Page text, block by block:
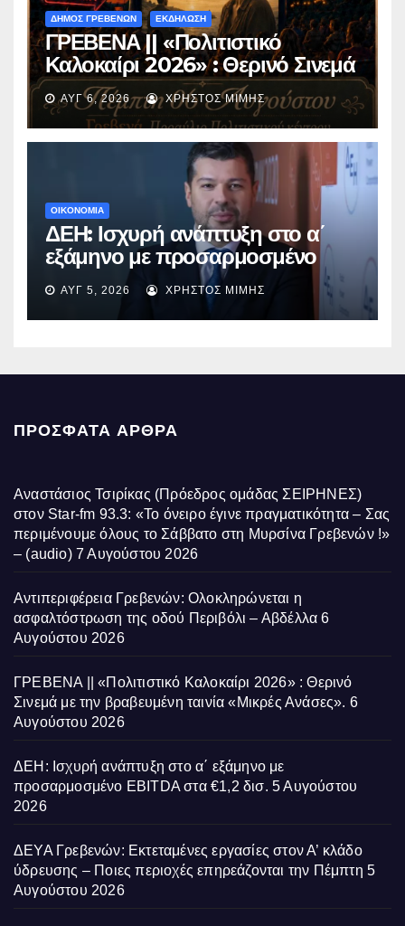
ΔΗΜΟΣ ΓΡΕΒΕΝΩΝ ΕΚΔΗΛΩΣΗ
ΓΡΕΒΕΝΑ || «Πολιτιστικό
Καλοκαίρι 2026» : Θερινό Σινεμά
με την βραβευμένη ταινία
«Μικρές Ανάσες».
ΑΥΓ 6, 2026 ΧΡΉΣΤΟΣ ΜΊΜΗΣ
ΟΙΚΟΝΟΜΙΑ
ΔΕΗ: Ισχυρή ανάπτυξη στο α΄
εξάμηνο με προσαρμοσμένο
EBITDA στα €1,2 δισ.
ΑΥΓ 5, 2026 ΧΡΉΣΤΟΣ ΜΊΜΗΣ
ΠΡΌΣΦΑΤΑ ΆΡΘΡΑ
Αναστάσιος Τσιρίκας (Πρόεδρος ομάδας ΣΕΙΡΗΝΕΣ)
στον Star-fm 93.3: «Το όνειρο έγινε πραγματικότητα – Σας
περιμένουμε όλους το Σάββατο στη Μυρσίνα Γρεβενών !»
– (audio) 7 Αυγούστου 2026
Αντιπεριφέρεια Γρεβενών: Ολοκληρώνεται η
ασφαλτόστρωση της οδού Περιβόλι – Αβδέλλα 6
Αυγούστου 2026
ΓΡΕΒΕΝΑ || «Πολιτιστικό Καλοκαίρι 2026» : Θερινό
Σινεμά με την βραβευμένη ταινία «Μικρές Ανάσες». 6
Αυγούστου 2026
ΔΕΗ: Ισχυρή ανάπτυξη στο α΄ εξάμηνο με
προσαρμοσμένο EBITDA στα €1,2 δισ. 5 Αυγούστου
2026
ΔΕΥΑ Γρεβενών: Εκτεταμένες εργασίες στον Α’ κλάδο
ύδρευσης – Ποιες περιοχές επηρεάζονται την Πέμπτη 5
Αυγούστου 2026